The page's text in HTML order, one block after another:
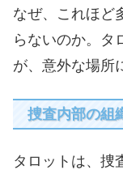
なぜ、これほど
らないのか。タ
が、意外な場所
捜査内部の組
タロットは、捜